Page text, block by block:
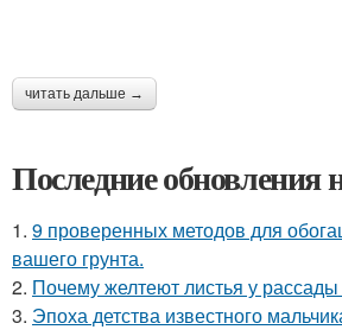
читать дальше →
Последние обновления
1. 9 проверенных методов для
вашего грунта.
2. Почему желтеют листья у
3. Эпоха детства известного